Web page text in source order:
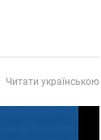
Читати українською